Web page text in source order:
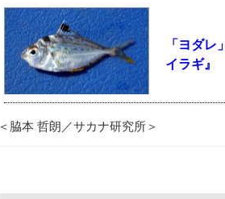
「ヨダ
イラギ』
＜脇本 哲朗／サカナ研究所＞